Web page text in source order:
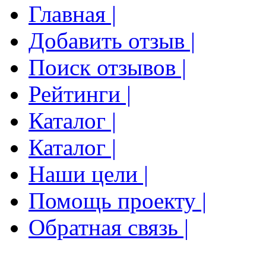
Главная |
Добавить отзыв |
Поиск отзывов |
Рейтинги |
Каталог |
Каталог |
Наши цели |
Помощь проекту |
Обратная связь |